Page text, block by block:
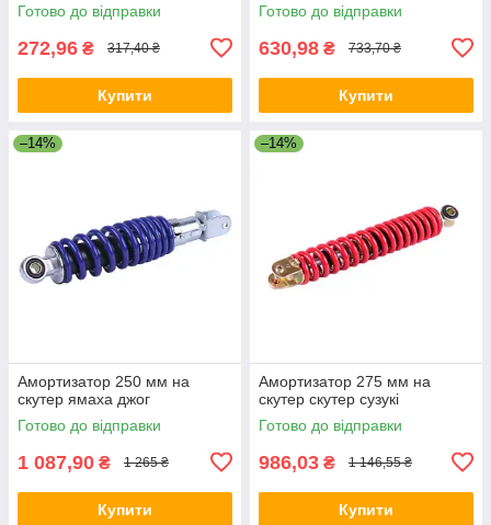
Готово до відправки
272,96 ₴ 317,40 ₴
Купити
Готово до відправки
630,98 ₴ 733,70 ₴
Купити
–14%
Амортизатор 250 мм на
скутер ямаха джог
Готово до відправки
1 087,90 ₴ 1 265 ₴
Купити
–14%
Амортизатор 275 мм на
скутер скутер сузукі
Готово до відправки
986,03 ₴ 1 146,55 ₴
Купити